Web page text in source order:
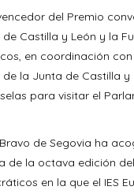
del Premio
Castilla y León y la
en coordinación
la Junta de Castilla y
para visitar el
de Segovia ha
de la octava edición
en la que el IES